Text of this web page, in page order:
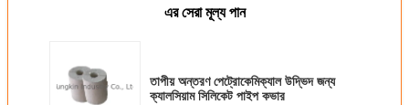
এর সেরা মূল্য পান
তাপীয় অন্তরণ পেট্রোকেমিক্যাল উদ্ভিদ জন্য
ক্যালসিয়াম সিলিকেট পাইপ কভার